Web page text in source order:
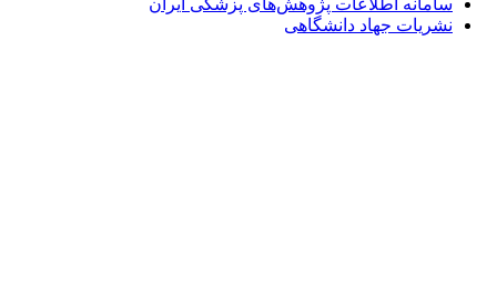
سامانه اطلاعات پژوهش‌های پزشکی ایران
نشریات جهاد دانشگاهی